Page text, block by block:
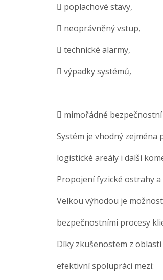
 poplachové stavy,
 neoprávněný vstup,
 technické alarmy,
 výpadky systémů,
 mimořádné bezpečnostní
Systém je vhodný
logistické areály i další
Propojení fyzické ostrahy
Velkou výhodou je
bezpečnostními procesy
Díky zkušenostem z
efektivní spolupráci mezi: